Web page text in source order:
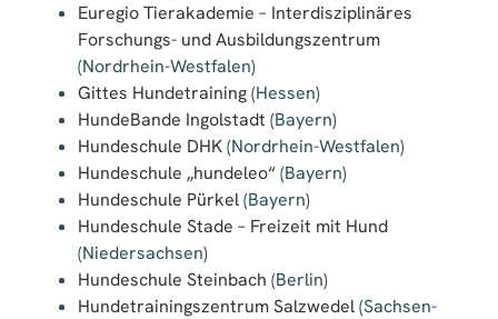
Euregio Tierakademie – Interdisziplinäres
Forschungs- und Ausbildungszentrum
(Nordrhein-Westfalen)
Gittes Hundetraining(Hessen)
HundeBande Ingolstadt (Bayern)
Hundeschule DHK(Nordrhein-Westfalen)
Hundeschule „hundeleo“(Bayern)
Hundeschule Pürkel(Bayern)
Hundeschule Stade – Freizeit mit Hund
(Niedersachsen)
Hundeschule Steinbach (Berlin)
Hundetrainingszentrum Salzwedel(Sachsen-